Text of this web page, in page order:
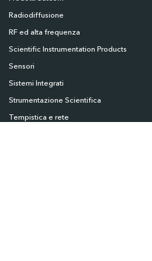
Radiodiffusione
RF ed alta frequenza
Scientific Instrumentation Products
Sensori
Sistemi Integrati
Strumentazione Scientifica
Tempistica e rete